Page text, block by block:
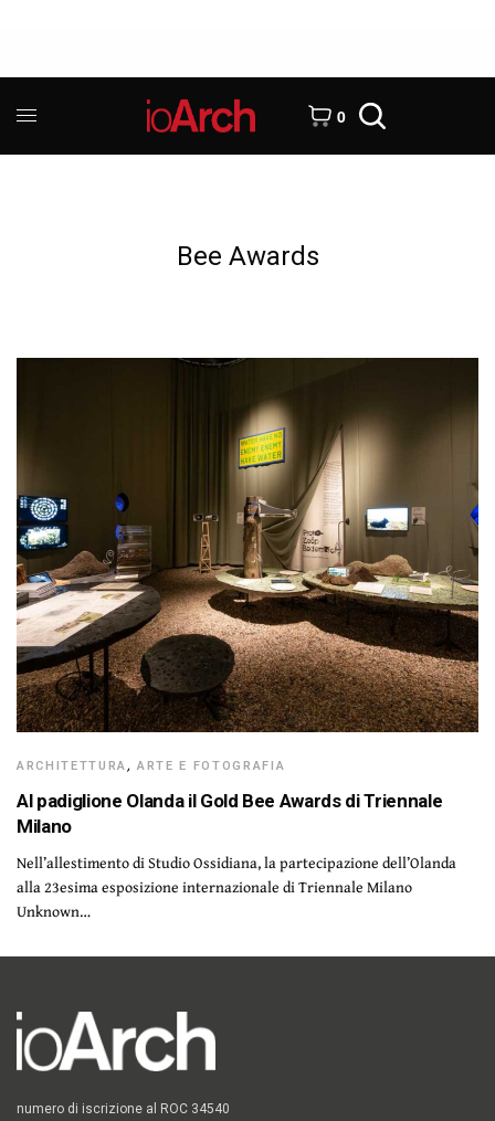
0
Bee Awards
ARCHITETTURA,ARTE E FOTOGRAFIA
Al padiglione Olanda il Gold Bee Awards di Triennale
Milano
Nell’allestimento di Studio Ossidiana, la partecipazione dell’Olanda
alla 23esima esposizione internazionale di Triennale Milano
Unknown…
numero di iscrizione al ROC 34540